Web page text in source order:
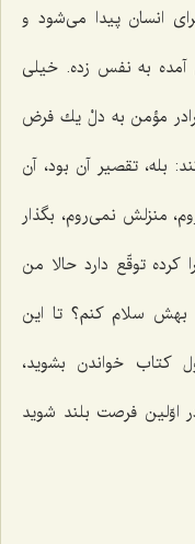
انسان پیدا می‌شود و
آمده به نفس زده. خیلی
مؤمن به دلْ یك فرض
بله، تقصیر آن بود، آن
منزلش نمی‌روم، بگذار
كرده توقّع دارد حالا من
بهش سلام كنم؟ تا این
كتاب خواندن بشوید،
اوّلین فرصت بلند شوید